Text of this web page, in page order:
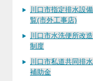
川口市指定排水設
覧(市外工事店)
川口市水洗便所改
制度
川口市私道共同排
補助金